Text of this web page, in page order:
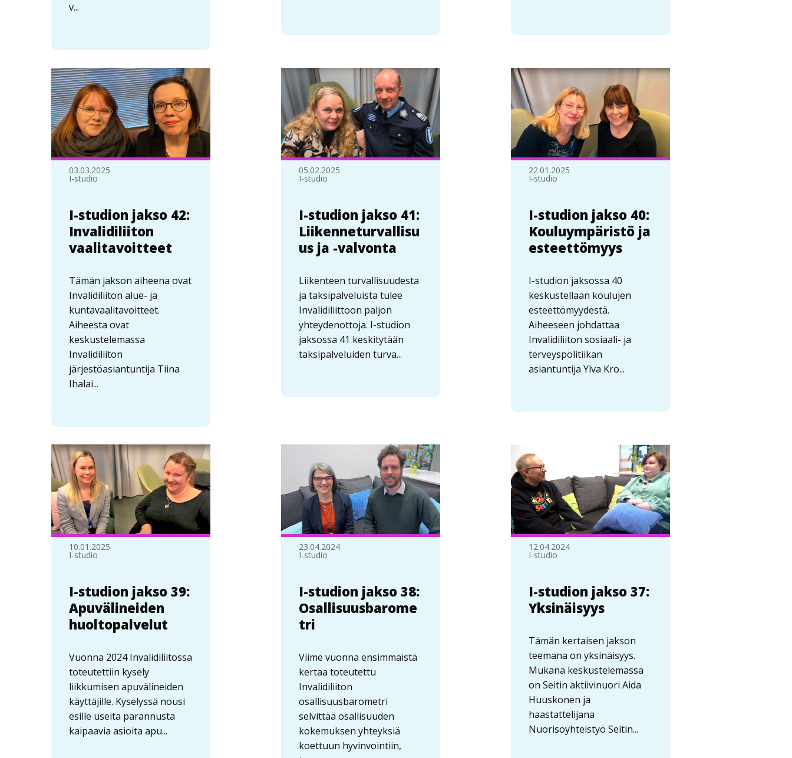
v...
03.03.2025
I-studio
I-studion jakso 42:
Invalidiliiton
vaalitavoitteet
Tämän jakson aiheena ovat
Invalidiliiton alue- ja
kuntavaalitavoitteet.
Aiheesta ovat
keskustelemassa
Invalidiliiton
järjestöasiantuntija Tiina
Ihalai...
05.02.2025
I-studio
I-studion jakso 41:
Liikenneturvallisu
us ja -valvonta
Liikenteen turvallisuudesta
ja taksipalveluista tulee
Invalidiliittoon paljon
yhteydenottoja. I-studion
jaksossa 41 keskitytään
taksipalveluiden turva...
22.01.2025
I-studio
I-studion jakso 40:
Kouluympäristö ja
esteettömyys
I-studion jaksossa 40
keskustellaan koulujen
esteettömyydestä.
Aiheeseen johdattaa
Invalidiliiton sosiaali- ja
terveyspolitiikan
asiantuntija Ylva Kro...
10.01.2025
I-studio
I-studion jakso 39:
Apuvälineiden
huoltopalvelut
Vuonna 2024 Invalidiliitossa
toteutettiin kysely
liikkumisen apuvälineiden
käyttäjille. Kyselyssä nousi
esille useita parannusta
kaipaavia asioita apu...
23.04.2024
I-studio
I-studion jakso 38:
Osallisuusbarome
tri
Viime vuonna ensimmäistä
kertaa toteutettu
Invalidiliiton
osallisuusbarometri
selvittää osallisuuden
kokemuksen yhteyksiä
koettuun hyvinvointiin,
12.04.2024
I-studio
I-studion jakso 37:
Yksinäisyys
Tämän kertaisen jakson
teemana on yksinäisyys.
Mukana keskustelemassa
on Seitin aktiivinuori Aida
Huuskonen ja
haastattelijana
Nuorisoyhteistyö Seitin...